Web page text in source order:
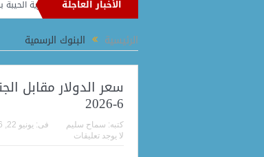
الأخبار العاجلة
الرئيسية البنوك الرسمية
6-2026
كتبه: سماح سليم فى: يونيو 22, 2026
لا يوجد تعليقات